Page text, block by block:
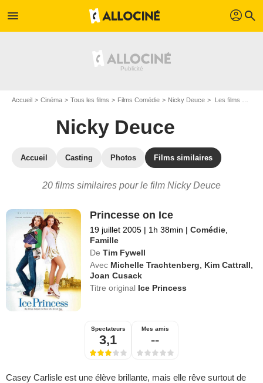
menu profil search
Accueil Cinéma Tous les films Films Comédie Nicky Deuce Les films similaires à "Nicky Deuce"
Nicky Deuce
Accueil Casting Photos Films similaires
20 films similaires pour le film Nicky Deuce
Princesse on Ice
19 juillet 2005 | 1h 38min | Comédie
Famille
De Tim Fywell
Avec Michelle Trachtenberg Kim Cattrall
Joan Cusack
Titre original Ice Princess
Spectateurs
3,1
Mes amis
--
Casey Carlisle est une élève brillante, mais elle rêve surtout de